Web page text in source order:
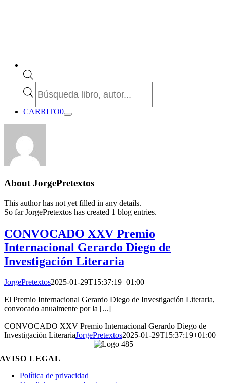
de
CARRITO0
About JorgePretextos
This author has not yet filled in any details.
So far JorgePretextos has created 1 blog entries.
CONVOCADO XXV Premio
Internacional Gerardo Diego de
Investigación Literaria
JorgePretextos2025-01-29T15:37:19+01:00
El Premio Internacional Gerardo Diego de Investigación Literaria,
convocado anualmente por la [...]
CONVOCADO XXV Premio Internacional Gerardo Diego de
Investigación LiterariaJorgePretextos2025-01-29T15:37:19+01:00
AVISO LEGAL
Política de privacidad